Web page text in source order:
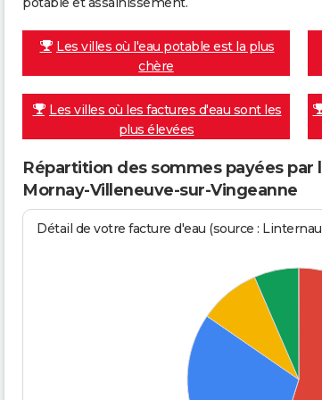
Les villes où l'eau potable est la plus
chère
Les villes où les factures d'eau sont les
plus élevées
Répartition des sommes payées par
Mornay-Villeneuve-sur-Vingeanne
Détail de votre facture d'eau (source :